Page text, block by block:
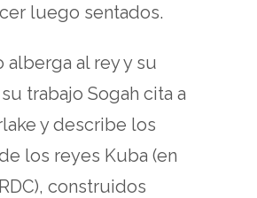
luego sentados.
alberga al rey y su
trabajo Sogah cita a
y describe los
los reyes Kuba (en
construidos